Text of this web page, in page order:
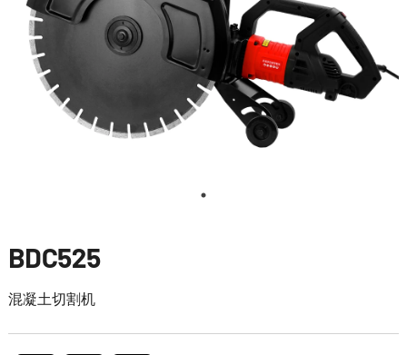
BDC525
混凝土切割机